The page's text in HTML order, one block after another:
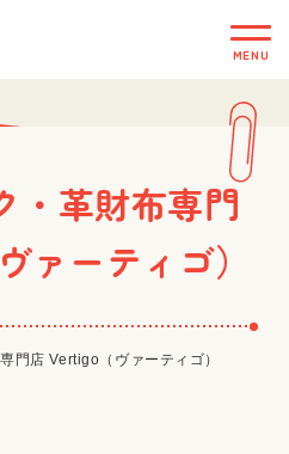
・革財布専門
ァーティゴ）
門店 Vertigo（ヴァーティゴ）